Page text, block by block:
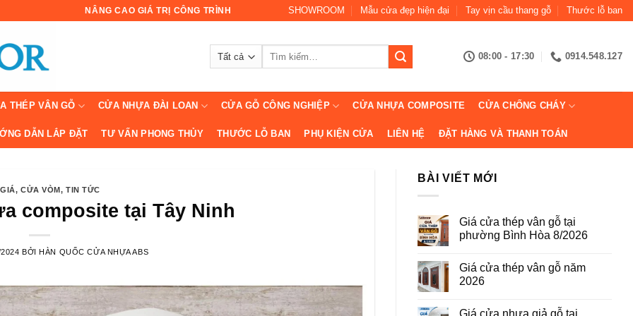
NÂNG CAO GIÁ TRỊ CÔNG TRÌNH SHOWROOM Mẫu cửa đẹp hiện đại Tay vịn cầu thang gỗ Thước lỗ ban
08:00 - 17:30 0914.548.127
THÉP VÂN GỖ CỬA NHỰA ĐÀI LOAN CỬA GỖ CÔNG NGHIỆP CỬA NHỰA COMPOSITE CỬA CHỐNG CHÁY
DẪN LẮP ĐẶT TƯ VẤN PHONG THỦY THƯỚC LỖ BAN PHỤ KIỆN CỬA LIÊN HỆ ĐẶT HÀNG VÀ THANH TOÁN
,CỬA VÒM,TIN TỨC
composite tại Tây Ninh
BỞIHÀN QUỐC CỬA NHỰA ABS
BÀI VIẾT MỚI
Giá cửa thép vân gỗ tại
phường Bình Hòa 8/2026
bình
luận
ở
thép
Giá cửa thép vân gỗ năm
2026
bình
Giá cửa nhựa giả gỗ tại